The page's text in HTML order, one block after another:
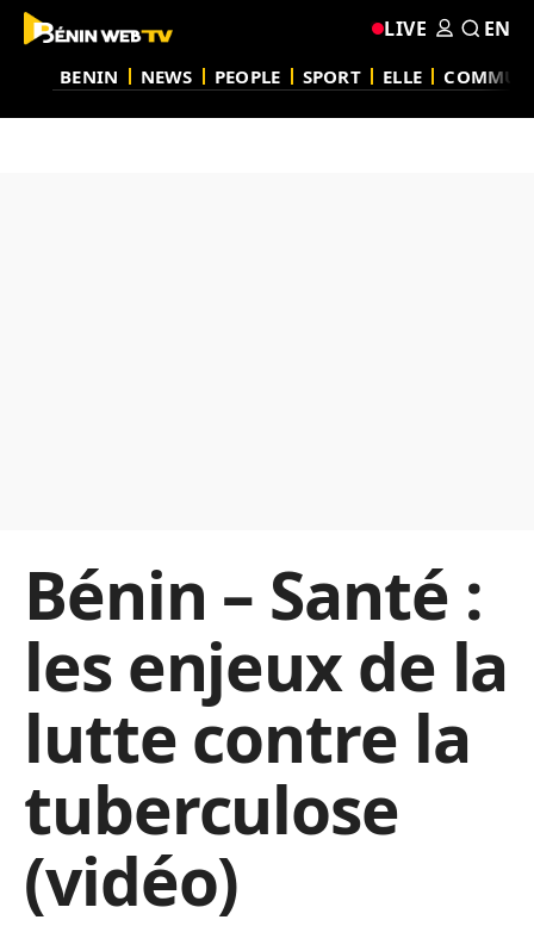
BENIN NEWS PEOPLE SPORT ELLE
LIVE EN
Bénin – Santé :
les enjeux de la
lutte contre la
tuberculose
(vidéo)